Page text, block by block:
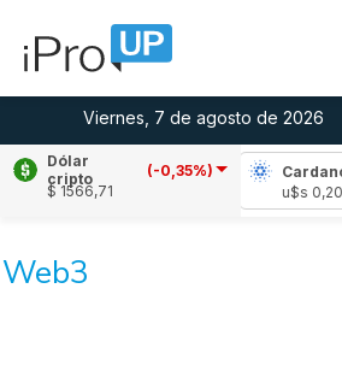
Viernes, 7 de agosto de 2026
Dólar
cripto
(-0,35%)
$ 1566,71
Ripple (-1,11%)
u$s 1,02
Cardano
(-
u$s 0,20
Web3